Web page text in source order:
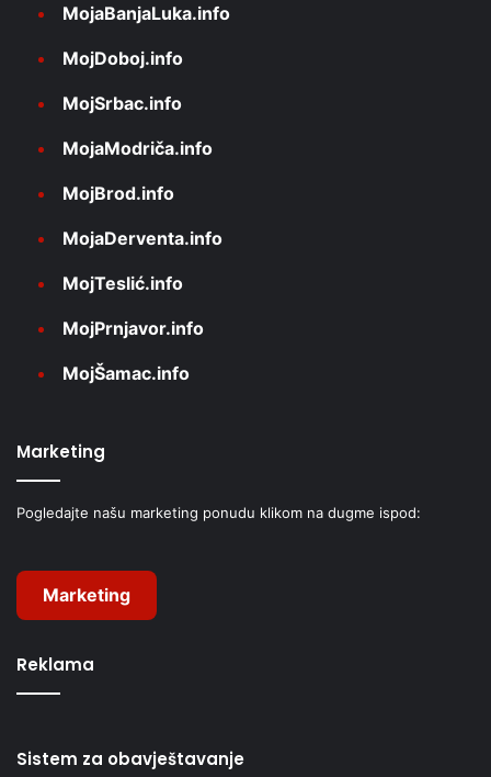
MojaBanjaLuka.info
MojDoboj.info
MojSrbac.info
MojaModriča.info
MojBrod.info
MojaDerventa.info
MojTeslić.info
MojPrnjavor.info
MojŠamac.info
Marketing
Pogledajte našu marketing ponudu klikom na dugme ispod:
Marketing
Reklama
Sistem za obavještavanje